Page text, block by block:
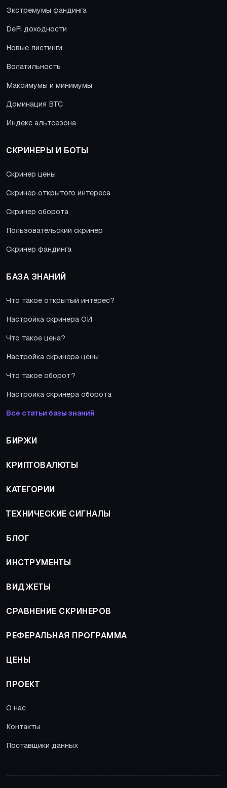
Экстремумы фандинга
DeFi доходности
Новые листинги
Волатильность
Максимумы и минимумы
Доминация BTC
Индекс альтсезона
СКРИНЕРЫ И БОТЫ
Скринер цены
Скринер открытого интереса
Скринер оборота
Пользовательский скринер
Скринер фандинга
БАЗА ЗНАНИЙ
Что такое открытый интерес?
Настройка скринера ОИ
Что такое цена?
Настройка скринера цены
Что такое оборот?
Настройка скринера оборота
Все статьи базы знаний
БИРЖИ
КРИПТОВАЛЮТЫ
КАТЕГОРИИ
ТЕХНИЧЕСКИЕ СИГНАЛЫ
БЛОГ
ИНСТРУМЕНТЫ
ВИДЖЕТЫ
СРАВНЕНИЕ СКРИНЕРОВ
РЕФЕРАЛЬНАЯ ПРОГРАММА
ЦЕНЫ
ПРОЕКТ
О нас
Контакты
Поставщики данных